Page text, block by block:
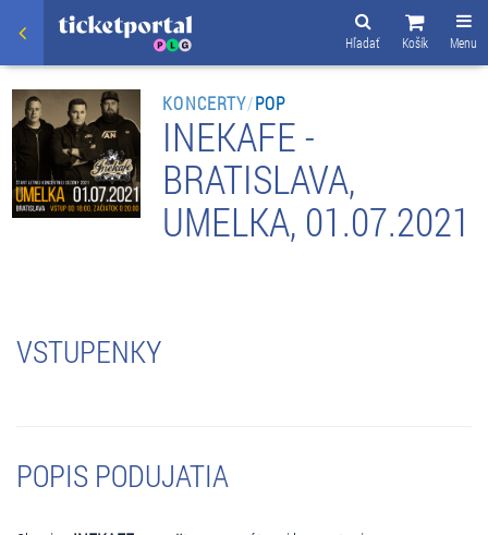
Menu
Košík
Hľadať
KONCERTY/POP
INEKAFE -
BRATISLAVA,
UMELKA, 01.07.2021
VSTUPENKY
POPIS PODUJATIA